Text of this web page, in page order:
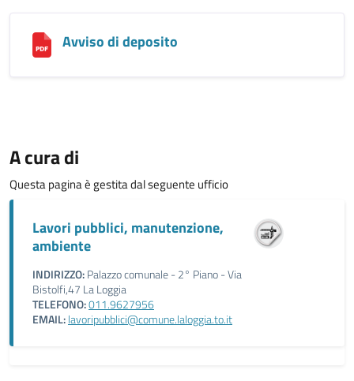
Avviso di deposito
A cura di
Questa pagina è gestita dal seguente ufficio
Lavori pubblici, manutenzione,
ambiente
INDIRIZZO:Palazzo comunale - 2° Piano - Via
Bistolfi,47 La Loggia
TELEFONO:011.9627956
EMAIL:lavoripubblici@comune.laloggia.to.it